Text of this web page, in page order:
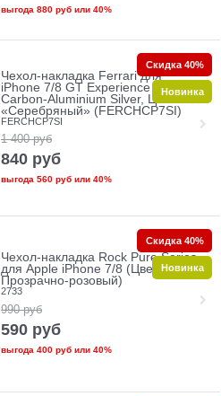
выгода 880 рубили 40%
Чехол-накладка Ferrari для
iPhone 7/8 GT Experience Hard
Carbon-Aluminium Silver, Цвет
«Серебряный» (FERCHCP7SI)
FERCHCP7SI
1 400 руб
840 руб
выгода 560 рубили 40%
Скидка 40%
Новинка
Чехол-накладка Rock Pure Series
для Apple iPhone 7/8 (Цвет:
Прозрачно-розовый)
2733
990 руб
590 руб
выгода 400 рубили 40%
Скидка 40%
Новинка